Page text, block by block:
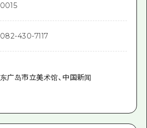
0015
082-430-7117
东广岛市立美术馆、中国新闻